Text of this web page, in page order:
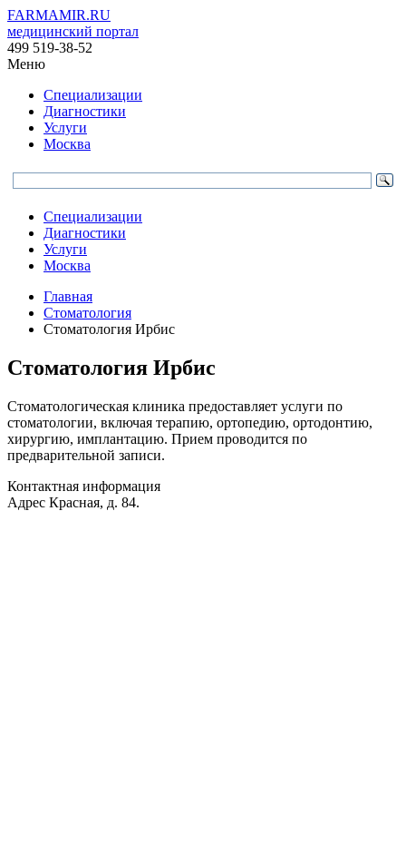
FARMAMIR.RU
медицинский портал
499 519-38-52
Меню
Специализации
Диагностики
Услуги
Москва
Специализации
Диагностики
Услуги
Москва
Главная
Стоматология
Стоматология Ирбис
Стоматология Ирбис
Стоматологическая клиника предоставляет услуги по
стоматологии, включая терапию, ортопедию, ортодонтию,
хирургию, имплантацию. Прием проводится по
предварительной записи.
Контактная информация
Адрес Красная, д. 84.